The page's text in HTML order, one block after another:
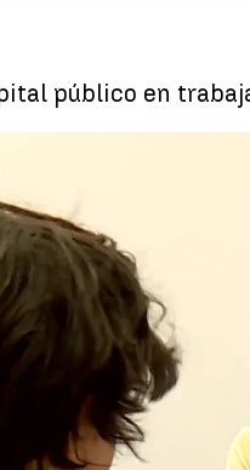
público en
incrementa con la llegada del